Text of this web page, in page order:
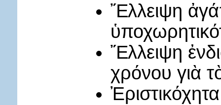
Ἔλλειψη
Ἔλλειψη
χρόνου γιὰ